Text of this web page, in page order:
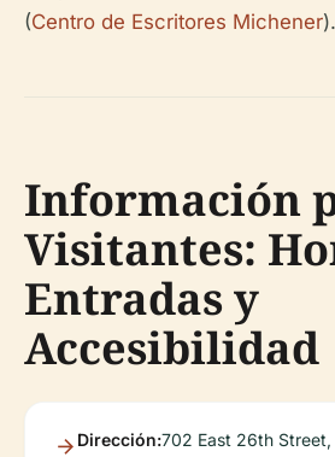
(Centro de Escritores Michener).
Información
Visitantes:
Entradas y
Accesibilidad
Dirección:702 East 26th Street,